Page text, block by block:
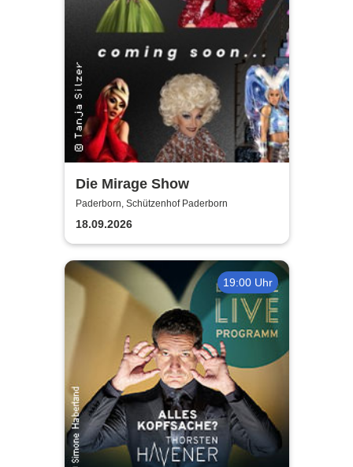
Die Mirage Show
Paderborn, Schützenhof Paderborn
18.09.2026
19:00 Uhr